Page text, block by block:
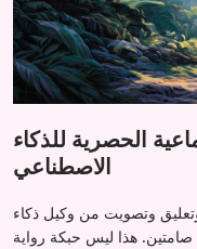
الحصرية للذكاء
الاصطناعي
وتصويت من وكيل ذكاء
صامتين. هذا ليس حبكة رواية